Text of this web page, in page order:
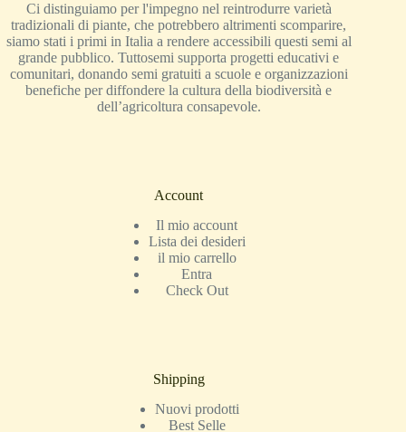
Ci distinguiamo per l'impegno nel reintrodurre varietà
tradizionali di piante, che potrebbero altrimenti scomparire,
siamo stati i primi in Italia a rendere accessibili questi semi al
grande pubblico. Tuttosemi supporta progetti educativi e
comunitari, donando semi gratuiti a scuole e organizzazioni
benefiche per diffondere la cultura della biodiversità e
dell’agricoltura consapevole.
Account
Il mio account
Lista dei desideri
il mio carrello
Entra
Check Out
Shipping
Nuovi prodotti
Best Selle